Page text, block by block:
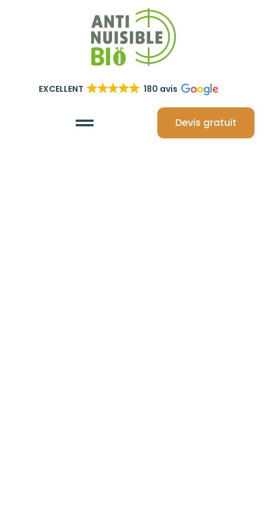
EXCELLENT 180 avis
Devis gratuit